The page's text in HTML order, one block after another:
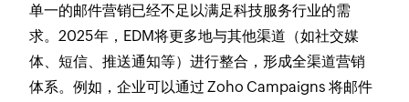
单一的邮件营销已经不足以满足科技服务行业的需
求。2025年，EDM将更多地与其他渠道（如社交媒
体、短信、推送通知等）进行整合，形成全渠道营销
体系。例如，企业可以通过 Zoho Campaigns 将邮件